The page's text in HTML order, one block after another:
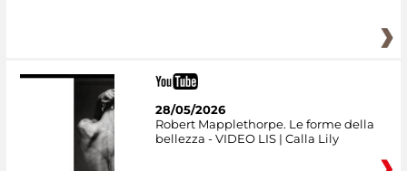
28/05/2026
Robert Mapplethorpe. Le forme della
bellezza - VIDEO LIS | Calla Lily